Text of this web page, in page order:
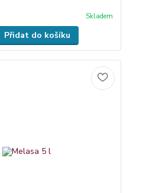
Skladem
Přidat do košíku